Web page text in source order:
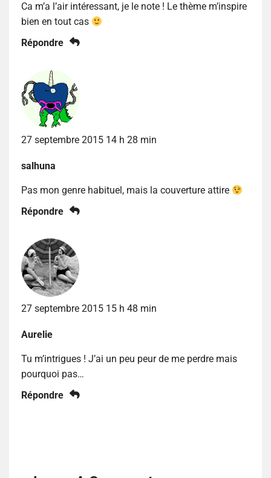
Ca m’a l’air intéressant, je le note ! Le thème m’inspire
bien en tout cas
Répondre
27 septembre 2015 14 h 28 min
salhuna
Pas mon genre habituel, mais la couverture attire
Répondre
27 septembre 2015 15 h 48 min
Aurelie
Tu m’intrigues ! J’ai un peu peur de me perdre mais
pourquoi pas…
Répondre